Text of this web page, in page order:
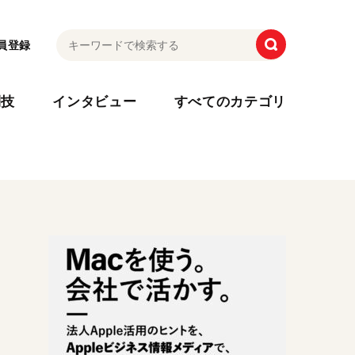
登録
インタビュー すべてのカテゴリ